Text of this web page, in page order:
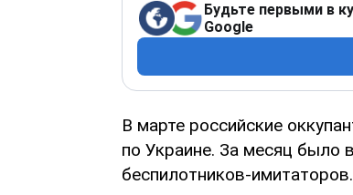
Будьте первыми в
Google
В марте российские
по Украине. За месяц было
беспилотников-имитаторов.